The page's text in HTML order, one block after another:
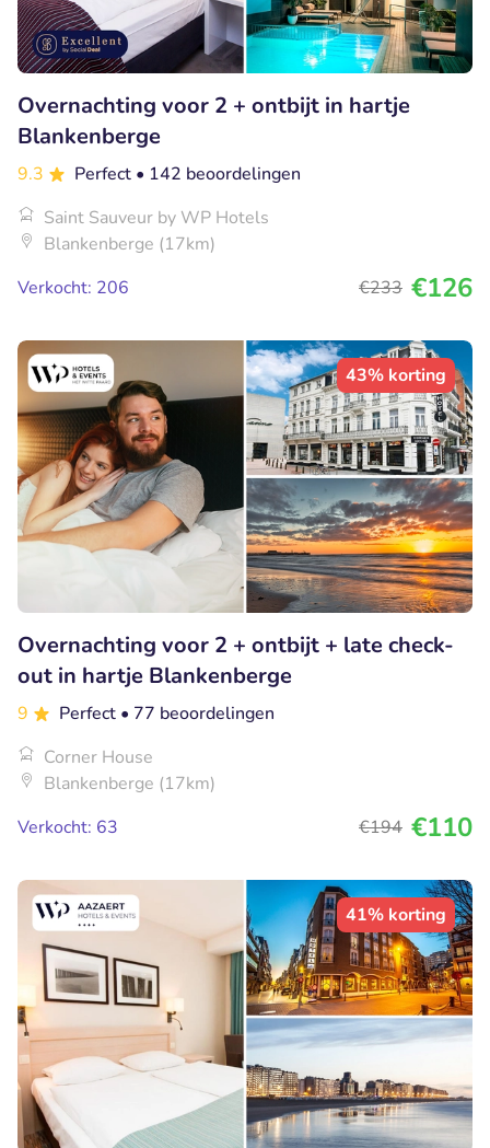
Overnachting voor 2 + ontbijt in hartje
Blankenberge
9.3 Perfect • 142 beoordelingen
Saint Sauveur by WP Hotels
Blankenberge (17km)
Verkocht: 206
€233 €126
43% korting
Overnachting voor 2 + ontbijt + late check-
out in hartje Blankenberge
9 Perfect • 77 beoordelingen
Corner House
Blankenberge (17km)
Verkocht: 63
€194 €110
41% korting